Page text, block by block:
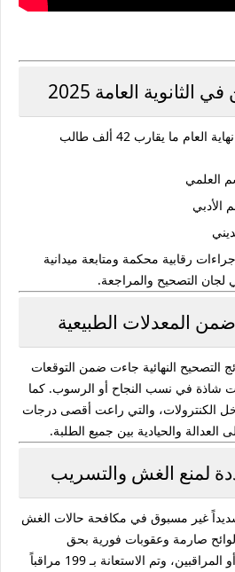
العامة 2025
العام ما يقارب
42 ألف طالب
العلمي
الأدبي
رقابية محكمة ومتابعة ميدانية
التصحيح والمراجعة.
المعدلات الطبيعية
التصحيح النهائية جاءت ضمن التوقعات
شاذة في نسب النجاح أو الرسوب. كما
الكنترولات، والتي راعت أقصى درجات
والحيادية بين جميع الطلبة.
لمنع الغش والتسريب
غير مسبوق في مكافحة حالات الغش
لوائح صارمة وعقوبات فورية بحق
وتم الاستعانة بـ
199 مراقباً